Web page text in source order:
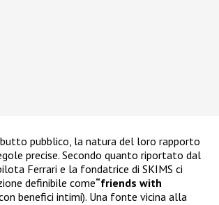
pubblico, la natura del loro rapporto
precise. Secondo quanto riportato dal
Ferrari e la fondatrice di SKIMS ci
definibile come“friends with
benefici intimi). Una fonte vicina alla